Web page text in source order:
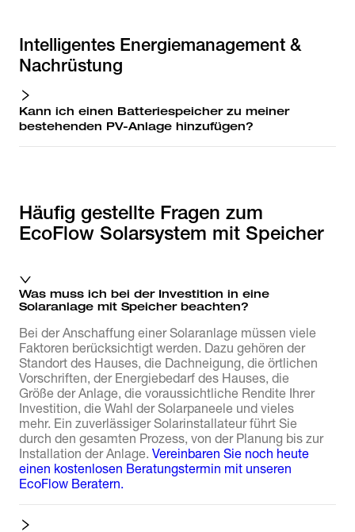
Intelligentes Energiemanagement &
Nachrüstung
Kann ich einen Batteriespeicher zu meiner
bestehenden PV-Anlage hinzufügen?
Häufig gestellte Fragen zum
EcoFlow Solarsystem mit Speicher
Was muss ich bei der Investition in eine
Solaranlage mit Speicher beachten?
Bei der Anschaffung einer Solaranlage müssen viele
Faktoren berücksichtigt werden. Dazu gehören der
Standort des Hauses, die Dachneigung, die örtlichen
Vorschriften, der Energiebedarf des Hauses, die
Größe der Anlage, die voraussichtliche Rendite Ihrer
Investition, die Wahl der Solarpaneele und vieles
mehr. Ein zuverlässiger Solarinstallateur führt Sie
durch den gesamten Prozess, von der Planung bis zur
Installation der Anlage. Vereinbaren Sie noch heute
einen kostenlosen Beratungstermin mit unseren
EcoFlow Beratern.